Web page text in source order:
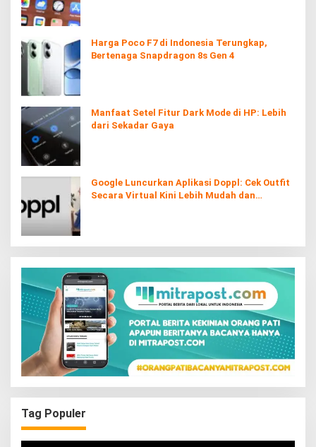
Harga Poco F7 di Indonesia Terungkap,
Bertenaga Snapdragon 8s Gen 4
Manfaat Setel Fitur Dark Mode di HP: Lebih
dari Sekadar Gaya
Google Luncurkan Aplikasi Doppl: Cek Outfit
Secara Virtual Kini Lebih Mudah dan
Tag Populer